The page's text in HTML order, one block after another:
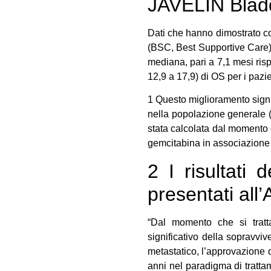
JAVELIN
Dati che hanno dimostrato
(BSC, Best Supportive
mediana, pari a 7,1 mesi
12,9 a 17,9) di OS per i
1 Questo miglioramento
nella popolazione generale
stata calcolata dal
gemcitabina in
2 I risultati
presentati
“Dal momento che si
significativo della
metastatico,
anni nel paradigma di